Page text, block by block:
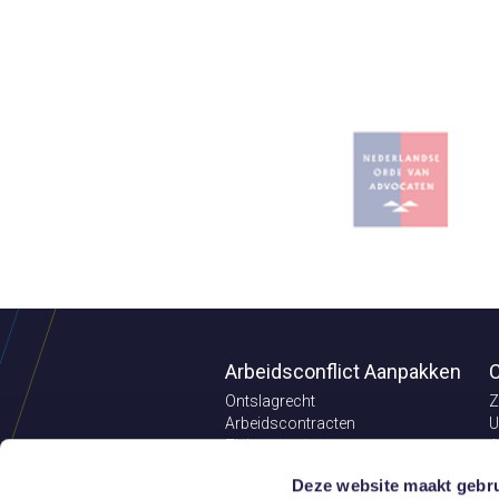
Deze website maakt
Arbeidsconflict Aanpakken
Ontslagrecht
Arbeidscontracten
Ziekteverzuim
Aansprakelijkheid